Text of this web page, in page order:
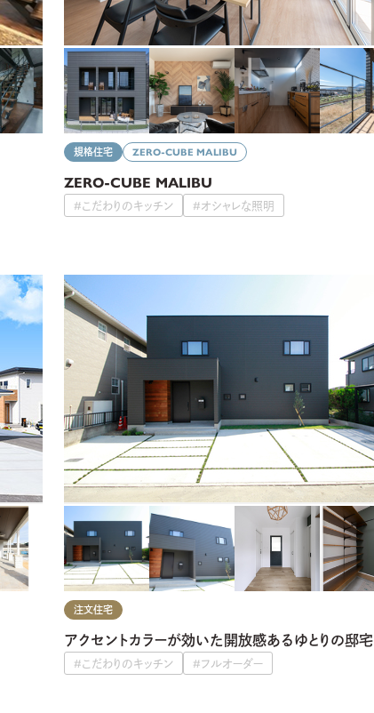
規格住宅 ZERO-CUBE MALIBU
ZERO-CUBE MALIBU
#こだわりのキッチン #オシャレな照明
注文住宅
アクセントカラーが効いた開放感あるゆとりの邸宅
#こだわりのキッチン #フルオーダー